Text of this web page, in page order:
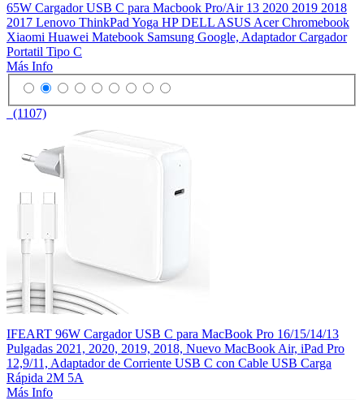
65W Cargador USB C para Macbook Pro/Air 13 2020 2019 2018
2017 Lenovo ThinkPad Yoga HP DELL ASUS Acer Chromebook
Xiaomi Huawei Matebook Samsung Google, Adaptador Cargador
Portatil Tipo C
Más Info
(1107)
IFEART 96W Cargador USB C para MacBook Pro 16/15/14/13
Pulgadas 2021, 2020, 2019, 2018, Nuevo MacBook Air, iPad Pro
12,9/11, Adaptador de Corriente USB C con Cable USB Carga
Rápida 2M 5A
Más Info